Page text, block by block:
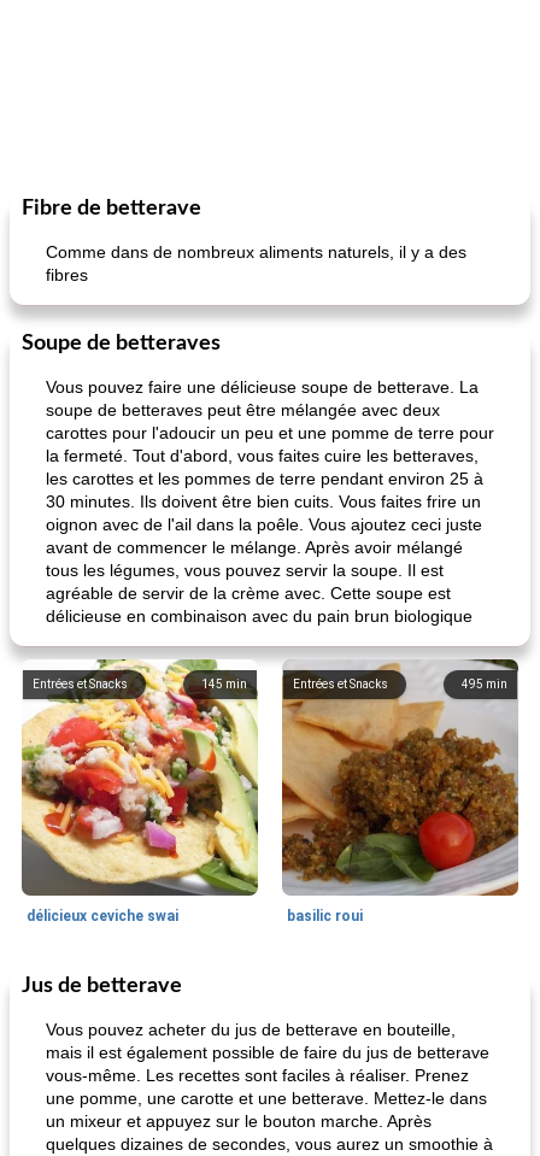
Fibre de betterave
Comme dans de nombreux aliments naturels, il y a des
fibres
Soupe de betteraves
Vous pouvez faire une délicieuse soupe de betterave. La
soupe de betteraves peut être mélangée avec deux
carottes pour l'adoucir un peu et une pomme de terre pour
la fermeté. Tout d'abord, vous faites cuire les betteraves,
les carottes et les pommes de terre pendant environ 25 à
30 minutes. Ils doivent être bien cuits. Vous faites frire un
oignon avec de l'ail dans la poêle. Vous ajoutez ceci juste
avant de commencer le mélange. Après avoir mélangé
tous les légumes, vous pouvez servir la soupe. Il est
agréable de servir de la crème avec. Cette soupe est
délicieuse en combinaison avec du pain brun biologique
145 min
Entrées et Snacks
délicieux ceviche swai
495 min
Entrées et Snacks
basilic roui
Déjeuner / Snacks
Jus de betterave
Vous pouvez acheter du jus de betterave en bouteille,
mais il est également possible de faire du jus de betterave
vous-même. Les recettes sont faciles à réaliser. Prenez
une pomme, une carotte et une betterave. Mettez-le dans
un mixeur et appuyez sur le bouton marche. Après
quelques dizaines de secondes, vous aurez un smoothie à